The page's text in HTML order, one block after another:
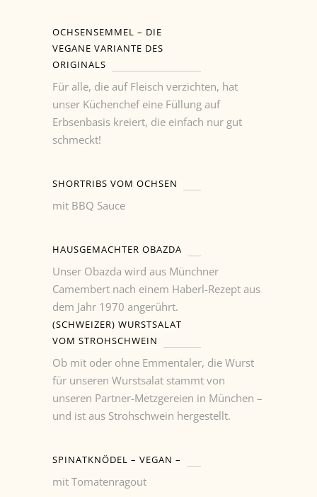
OCHSENSEMMEL – DIE
VEGANE VARIANTE DES
ORIGINALS
Für alle, die auf Fleisch verzichten, hat
unser Küchenchef eine Füllung auf
Erbsenbasis kreiert, die einfach nur gut
schmeckt!
SHORTRIBS VOM OCHSEN
mit BBQ Sauce
HAUSGEMACHTER OBAZDA
Unser Obazda wird aus Münchner
Camembert nach einem Haberl-Rezept aus
dem Jahr 1970 angerührt.
(SCHWEIZER) WURSTSALAT
VOM STROHSCHWEIN
Ob mit oder ohne Emmentaler, die Wurst
für unseren Wurstsalat stammt von
unseren Partner-Metzgereien in München –
und ist aus Strohschwein hergestellt.
SPINATKNÖDEL – VEGAN –
mit Tomatenragout